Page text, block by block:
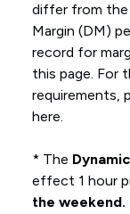
differ from the
Margin (DM)
record for
this page. For
requirements,
here.
* The
effect 1 hour
the weekend.